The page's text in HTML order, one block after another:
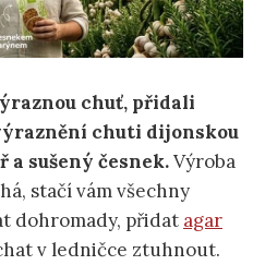
chuť, přidali
chuti dijonskou
sušený česnek.Výroba
stačí vám všechny
dohromady, přidat agar
v ledničce ztuhnout.